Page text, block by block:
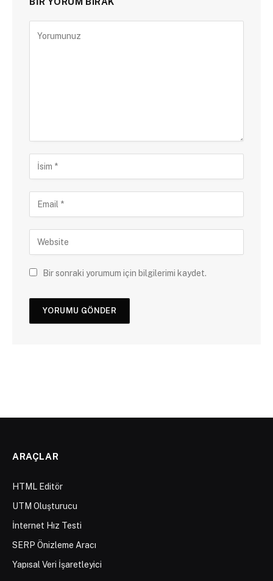
Bir sonraki yorumum için bilgilerimi kaydet.
ARAÇLAR
HTML Editör
UTM Oluşturucu
İnternet Hız Testi
SERP Önizleme Aracı
Yapısal Veri İşaretleyici